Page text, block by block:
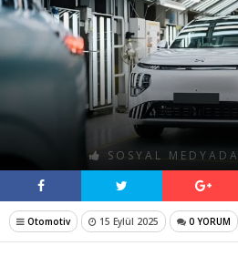
SOSYAL
Otomotiv 15 Eylül 2025 0 YORUM